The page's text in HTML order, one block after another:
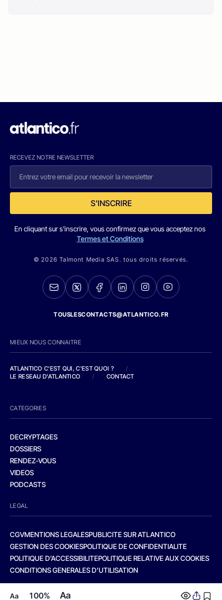
Aa 100% Aa
RECEVEZ NOTRE NEWSLETTER
S'INSCRIRE
En cliquant sur s'inscrire, vous confirmez que vous acceptez nos
Termes et Conditions
© 2026 Talmont Media SAS. tous droits réservés.
TOUSLESCONTACTS@ATLANTICO.FR
MIEUX NOUS CONNAITRE
ATLANTICO C'EST QUI, C'EST QUOI ?
/
LE RESEAU D'ATLANTICO
/ CONTACT
CATEGORIES
DECRYPTAGES
DOSSIERS
RENDEZ-VOUS
VIDEOS
PODCASTS
LEGAL
CGVMENTIONS LEGALESPUBLICITE SUR ATLANTICO
GESTION DES COOKIESPOLITIQUE DE CONFIDENTIALITE
POLITIQUE D’ACCESSIBILITEPOLITIQUE RELATIVE AUX COOKIES
CONDITIONS GENERALES D’UTILISATION